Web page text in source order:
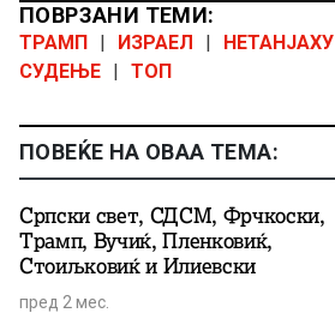
ПОВРЗАНИ ТЕМИ:
ТРАМП | ИЗРАЕЛ | НЕТАНЈАХУ
СУДЕЊЕ | ТОП
ПОВЕЌЕ НА ОВАА ТЕМА:
Српски свет, СДСМ, Фрчкоски,
Трамп, Вучиќ, Пленковиќ,
Стоиљковиќ и Илиевски
пред 2 мес.